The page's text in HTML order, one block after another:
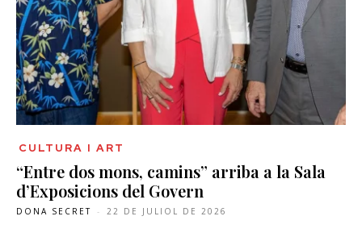
CULTURA I ART
“Entre dos mons, camins” arriba a la Sala
d’Exposicions del Govern
DONA SECRET - 22 DE JULIOL DE 2026